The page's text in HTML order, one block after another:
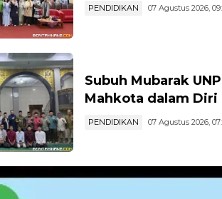
PENDIDIKAN 07 Agustus 2026,
Subuh Mubarak
Mahkota dalam Diri
PENDIDIKAN 07 Agustus 2026,